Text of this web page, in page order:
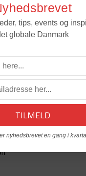
til medlemskab og
tips, events og
globale Danmark
nyhedsbrevet en gang i